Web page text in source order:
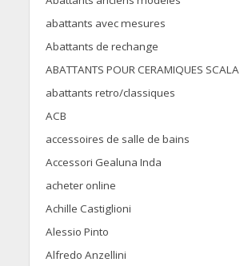
abattants avec mesures
Abattants de rechange
ABATTANTS POUR CERAMIQUES SCALA
abattants retro/classiques
ACB
accessoires de salle de bains
Accessori Gealuna Inda
acheter online
Achille Castiglioni
Alessio Pinto
Alfredo Anzellini